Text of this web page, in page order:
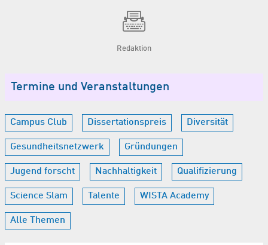
Redaktion
Termine und Veranstaltungen
Campus Club Dissertationspreis Diversität
Gesundheitsnetzwerk Gründungen
Jugend forscht Nachhaltigkeit Qualifizierung
Science Slam Talente WISTA Academy
Alle Themen